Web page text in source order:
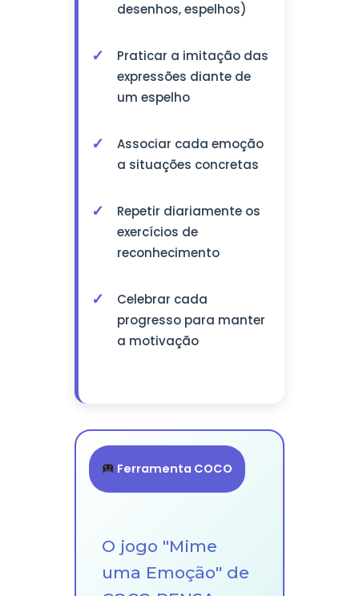
desenhos, espelhos)
Praticar a imitação das
expressões diante de
um espelho
Associar cada emoção
a situações concretas
Repetir diariamente os
exercícios de
reconhecimento
Celebrar cada
progresso para manter
a motivação
Ferramenta COCO
O jogo "Mime
uma Emoção" de